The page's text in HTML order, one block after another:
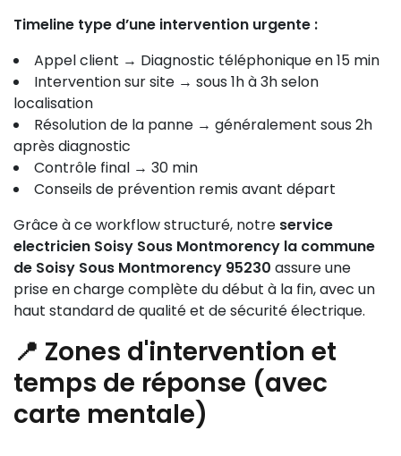
Timeline type d’une intervention urgente :
Appel client → Diagnostic téléphonique en 15 min
Intervention sur site → sous 1h à 3h selon
localisation
Résolution de la panne → généralement sous 2h
après diagnostic
Contrôle final → 30 min
Conseils de prévention remis avant départ
Grâce à ce workflow structuré, notre service
electricien Soisy Sous Montmorency la commune
de Soisy Sous Montmorency 95230 assure une
prise en charge complète du début à la fin, avec un
haut standard de qualité et de sécurité électrique.
📍 Zones d'intervention et
temps de réponse (avec
carte mentale)